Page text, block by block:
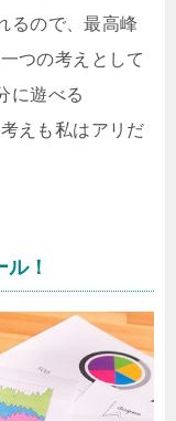
るので、最高峰
つの考えとして
に遊べる
えも私はアリだ
！